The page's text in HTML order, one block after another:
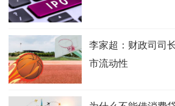
李家超：财政司司
市流动性